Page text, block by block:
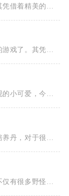
借着精美的画
戏了。其凭借
小可爱，今天
丹，对于很多
有很多野怪，